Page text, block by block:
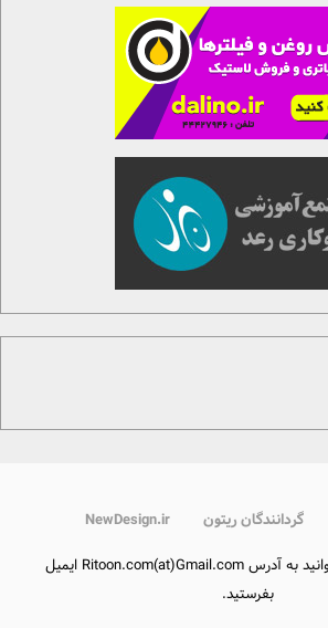
گردانندگان ریتون NewDesign.ir
برای تماس با ما می توانید به آدرس Ritoon.com(at)Gmail.com ایمیل
بفرستید.